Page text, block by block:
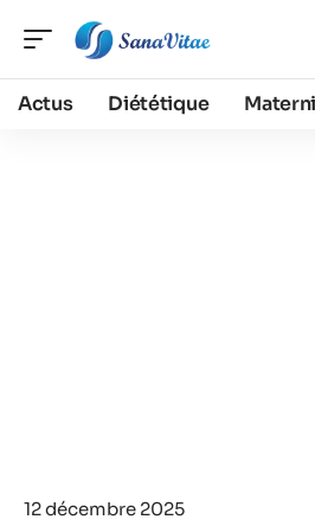
Actus Diététique
12 décembre 2025